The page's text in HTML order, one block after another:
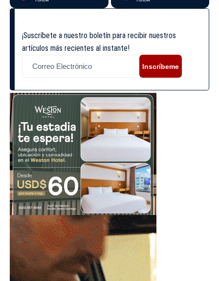
¡Suscríbete a nuestro boletín para recibir nuestros
artículos más recientes al instante!
Inscríbeme